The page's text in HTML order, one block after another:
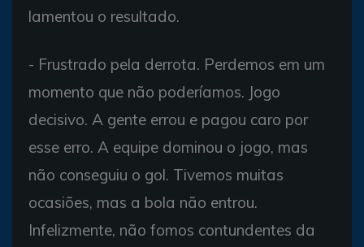
lamentou o resultado.
- Frustrado pela derrota. Perdemos em um
momento que não poderíamos. Jogo
decisivo. A gente errou e pagou caro por
esse erro. A equipe dominou o jogo, mas
não conseguiu o gol. Tivemos muitas
ocasiões, mas a bola não entrou.
Infelizmente, não fomos contundentes da